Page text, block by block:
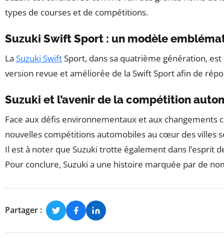
types de courses et de compétitions.
Suzuki Swift Sport : un modèle
La Suzuki SwiftSport, dans sa quatrième génération,
version revue et améliorée de la Swift Sport afin de
Suzuki et l’avenir de la compétition
Face aux défis environnementaux et aux changements
nouvelles compétitions automobiles au cœur des villes
Il est à noter que Suzuki trotte également dans l’esprit
Pour conclure, Suzuki a une histoire marquée par de
Partager :